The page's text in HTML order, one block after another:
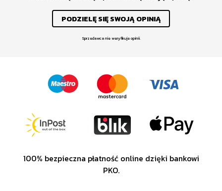
PODZIELĘ SIĘ SWOJĄ OPINIĄ
Sprzedawca nie weryfikuje opinii.
PKO.